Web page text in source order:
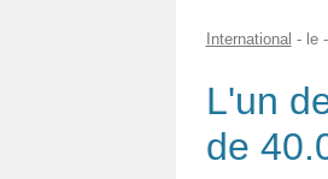
International - le -
L'un
de